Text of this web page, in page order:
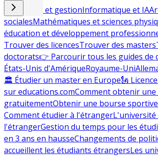
Commerce et gestionInformatique et IA
socialesMathématiques et sciences
éducation et développement
Trouver des licencesTrouver des masters
doctorats👉 Parcourir tous les guides de
États-Unis d'AmériqueRoyaume-Uni
🏛 Étudier un master en Europe🗽
sur educations.comComment obtenir
gratuitementObtenir une bourse
Comment étudier à l'étrangerL'université
l'étrangerGestion du temps pour les
en 3 ans en hausseChangements de
accueillent les étudiants étrangersLes